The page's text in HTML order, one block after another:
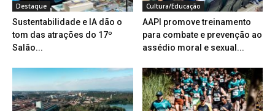
Destaque
Sustentabilidade e IA dão o
tom das atrações do 17º
Salão...
Cultura/Educação
AAPI promove treinamento
para combate e prevenção ao
assédio moral e sexual...